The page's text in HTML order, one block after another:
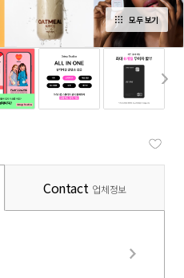
모두 보기
Contact 업체정보